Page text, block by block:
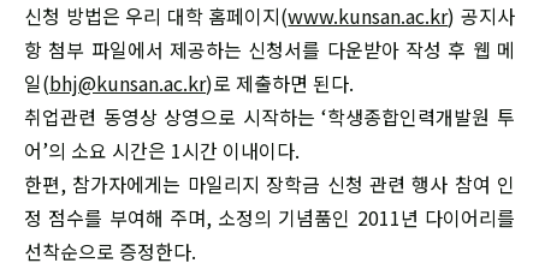
신청 방법은 우리 대학 홈페이지(www.kunsan.ac.kr) 공지사
항 첨부 파일에서 제공하는 신청서를 다운받아 작성 후 웹 메
일(bhj@kunsan.ac.kr)로 제출하면 된다.
취업관련 동영상 상영으로 시작하는 ‘학생종합인력개발원 투
어’의 소요 시간은 1시간 이내이다.
한편, 참가자에게는 마일리지 장학금 신청 관련 행사 참여 인
정 점수를 부여해 주며, 소정의 기념품인 2011년 다이어리를
선착순으로 증정한다.